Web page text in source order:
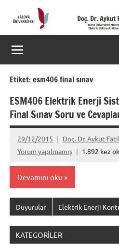
Doç.
Dr.
Aykut
Fatih
GÜVEN-
World's
top
2%
scientists
2025
Web
Sitesi
Etiket:esm406 final sınav
ESM406 Elektrik Enerji
Final Sınav Soru ve
29/12/2015
Doç. Dr. Aykut
Yorum yapılmamış
1.892 kez
Devamını oku
Duyurular Elektrik Enerji
KATEGORILER